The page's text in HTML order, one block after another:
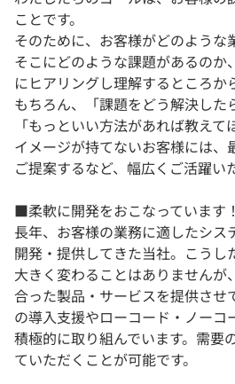
ことです。
そのために、お客様がどのような
そこにどのような課題があるのか
にヒアリングし理解するところか
もちろん、「課題をどう解決した
「もっといい方法があれば教え
イメージが持てないお客様には、
ご提案するなど、幅広くご活躍い
■柔軟に開発をおこなっています！
長年、お客様の業務に適したシス
開発・提供してきた当社。こうし
大きく変わることはありませんが
合った製品・サービスを提供させ
の導入支援やローコード・ノーコ
積極的に取り組んでいます。需要
ていただくことが可能です。